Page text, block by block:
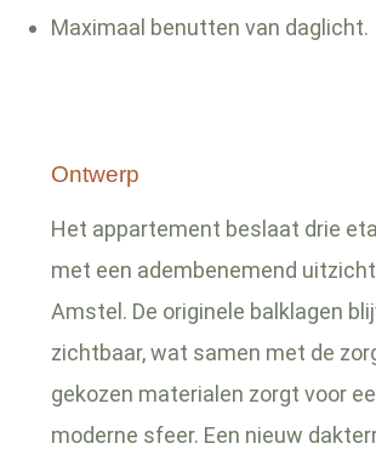
Maximaal benutten van daglicht.
Ontwerp
Het appartement beslaat drie
met een adembenemend
Amstel. De originele balklagen
zichtbaar, wat samen met de
gekozen materialen zorgt voor
moderne sfeer. Een nieuw